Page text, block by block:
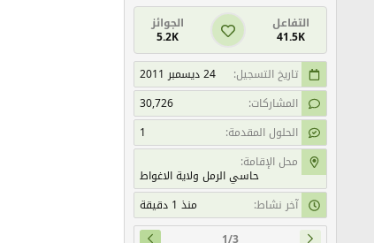
التفاعل
41.5K
الجوائز
5.2K
تاريخ التسجيل
24 ديسمبر 2011
المشاركات
30,726
الحلول المقدمة
1
محل الإقامة
حاسي الرمل ولاية الاغواط
آخر نشاط
منذ 1 دقيقة